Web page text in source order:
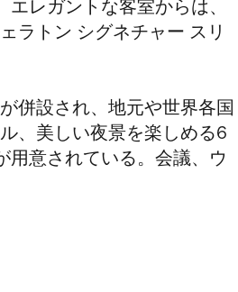
レガントな客室からは、
ラトン シグネチャー スリ
併設され、地元や世界各国
、美しい夜景を楽しめる6
用意されている。会議、ウ